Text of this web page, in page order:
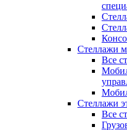
Стеллажи
Все
Стеллажи
Все